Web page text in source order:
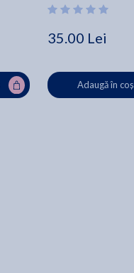
35.00 Lei
Adaugă în coș